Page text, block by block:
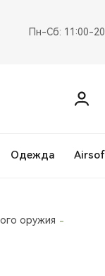
Пн-Сб: 11:00-
Одежда
оружия